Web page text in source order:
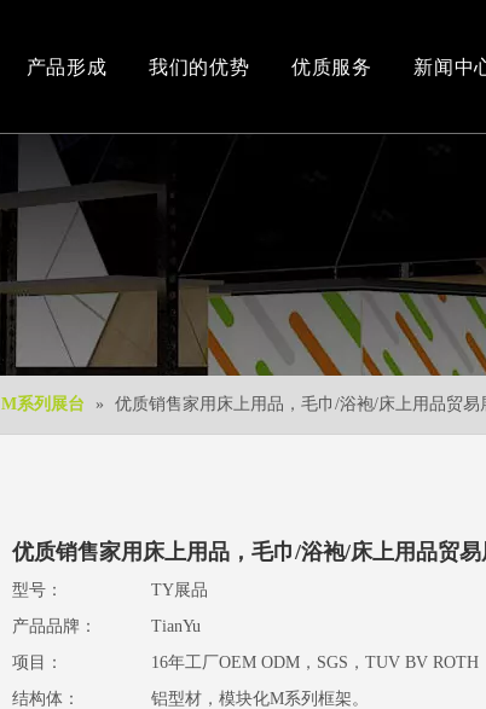
办公和车间环境
产品形成 我们的优势 优质服务 新闻中
M系列展台 » 优质销售家用床上用品，毛巾/浴袍/床上用品贸易
优质销售家用床上用品，毛巾/浴袍/床上用品贸
型号：
TY展品
产品品牌：
TianYu
项目：
16年工厂OEM ODM，SGS，TUV BV ROTH
结构体：
铝型材，模块化M系列框架。